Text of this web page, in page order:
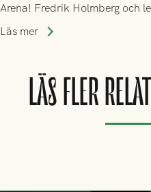
Arena! Fredrik Holmberg och
trupp till matchen:
Läs mer
LÄS FLER